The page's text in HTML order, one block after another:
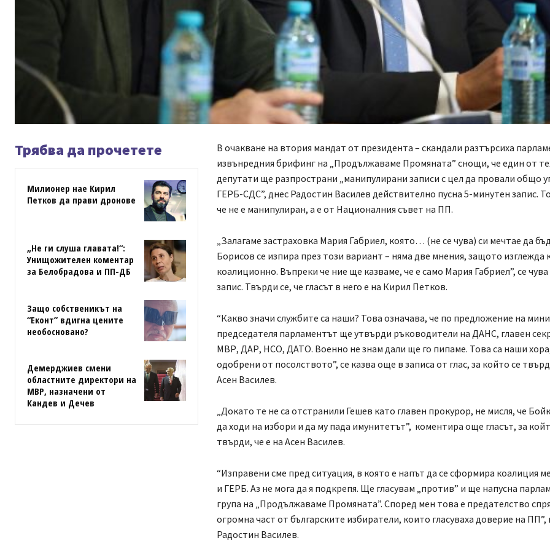
Трябва да прочетете
Милионер нае Кирил
Петков да прави дронове
„Не ги слуша главата!“:
Унищожителен коментар
за Белобрадова и ПП-ДБ
Защо собственикът на
“Еконт” вдигна цените
необосновано?
Демерджиев смени
областните директори на
МВР, назначени от
Кандев и Дечев
В очакване на втория мандат от президента – скандали разтърсиха
извънредния брифинг на „Продължаваме Промяната” снощи, че един от
депутати ще разпространи „манипулирани записи с цел да провали общо
ГЕРБ-СДС”, днес Радостин Василев действително пусна 5-минутен запис.
че не е манипулиран, а е от Националния съвет на ПП.
„Залагаме застраховка Мария Габриел, която… (не се чува) си мечтае да
Борисов се изпира през този вариант – няма две мнения, защото изглежда
коалиционно. Въпреки че ние ще казваме, че е само Мария Габриел”, се
запис. Твърди се, че гласът в него е на Кирил Петков.
“Какво значи службите са наши? Това означава, че по предложение на
председателя парламентът ще утвърди ръководители на ДАНС, главен
МВР, ДАР, НСО, ДАТО. Военно не знам дали ще го пипаме. Това са наши
одобрени от посолството”, се казва още в записа от глас, за който се
Асен Василев.
„Докато те не са отстранили Гешев като главен прокурор, не мисля, че
да ходи на избори и да му пада имунитетът”, коментира още гласът, за
твърди, че е на Асен Василев.
“Изправени сме пред ситуация, в която е напът да се сформира коалиция
и ГЕРБ. Аз не мога да я подкрепя. Ще гласувам „против” и ще напусна
група на „Продължаваме Промяната”. Според мен това е предателство
огромна част от българските избиратели, които гласуваха доверие на ПП”,
Радостин Василев.